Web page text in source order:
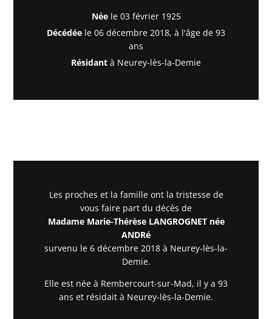
Néele 03 février 1925
Décédée le 06 décembre 2018, à l'âge de 93
ans
Résidant à Neurey-lès-la-Demie
Les proches et la famille ont la tristesse de
vous faire part du décès de
Madame Marie-Thérèse LANGROGNET née
ANDRé
survenu le 6 décembre 2018 à Neurey-lès-la-
Demie.
Elle est née à Rembercourt-sur-Mad, il y a 93
ans et résidait à Neurey-lès-la-Demie.